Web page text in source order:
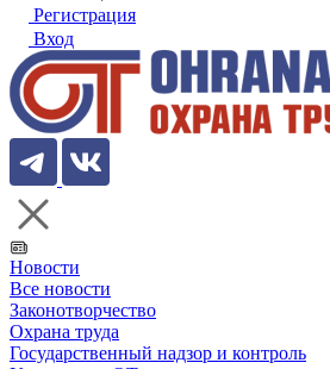
Регистрация
Вход
Новости
Все новости
Законотворчество
Охрана труда
Государственный надзор и контроль